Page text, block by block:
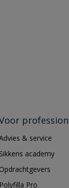
& service
Sikkens academy
Opdrachtgevers
Polyfilla Pro